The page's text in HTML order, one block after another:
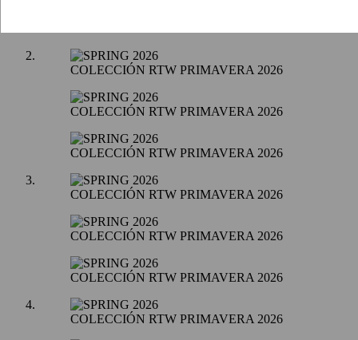
COLECCIÓN RTW PRIMAVERA 2026
COLECCIÓN RTW PRIMAVERA 2026
COLECCIÓN RTW PRIMAVERA 2026
COLECCIÓN RTW PRIMAVERA 2026
COLECCIÓN RTW PRIMAVERA 2026
COLECCIÓN RTW PRIMAVERA 2026
COLECCIÓN RTW PRIMAVERA 2026